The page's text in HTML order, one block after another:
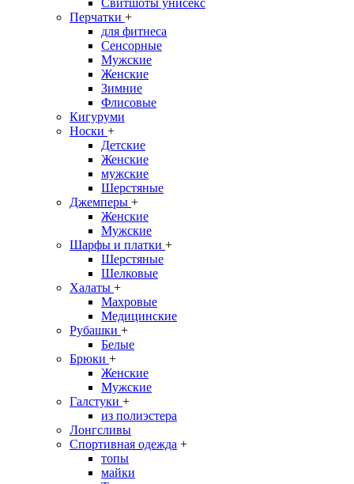
Свитшоты унисекс
Перчатки +
для фитнеса
Сенсорные
Мужские
Женские
Зимние
Флисовые
Кигуруми
Носки +
Детские
Женские
мужские
Шерстяные
Джемперы +
Женские
Мужские
Шарфы и платки +
Шерстяные
Шелковые
Халаты +
Махровые
Медицинские
Рубашки +
Белые
Брюки +
Женские
Мужские
Галстуки +
из полиэстера
Лонгсливы
Спортивная одежда +
топы
майки